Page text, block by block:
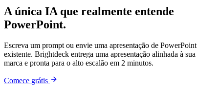
A única IA que realmente entende
PowerPoint.
Escreva um prompt ou envie uma apresentação de PowerPoint
existente. Brightdeck entrega uma apresentação alinhada à sua
marca e pronta para o alto escalão em 2 minutos.
Comece grátis